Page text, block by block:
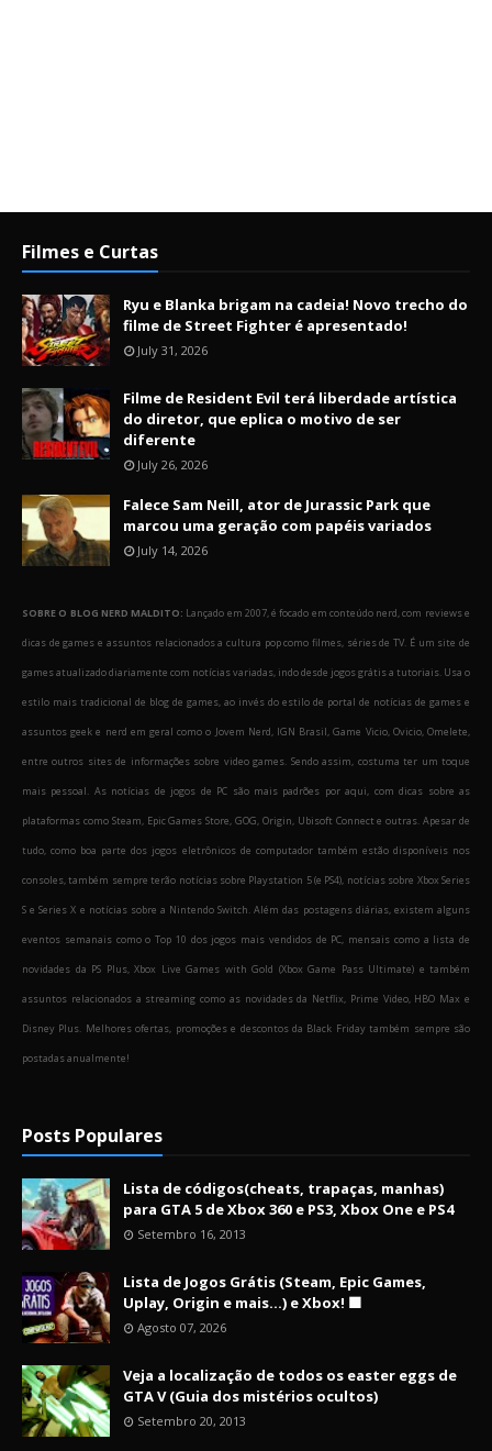
Filmes e Curtas
Ryu e Blanka brigam na cadeia! Novo trecho do
filme de Street Fighter é apresentado!
July 31, 2026
Filme de Resident Evil terá liberdade artística
do diretor, que eplica o motivo de ser
diferente
July 26, 2026
Falece Sam Neill, ator de Jurassic Park que
marcou uma geração com papéis variados
July 14, 2026
SOBRE O BLOG NERD MALDITO: Lançado em 2007, é focado em conteúdo nerd, com reviews e
dicas de games e assuntos relacionados a cultura pop como filmes, séries de TV. É um site de
games atualizado diariamente com notícias variadas, indo desde jogos grátis a tutoriais. Usa o
estilo mais tradicional de blog de games, ao invés do estilo de portal de notícias de games e
assuntos geek e nerd em geral como o Jovem Nerd, IGN Brasil, Game Vicio, Ovicio, Omelete,
entre outros sites de informações sobre video games. Sendo assim, costuma ter um toque
mais pessoal. As notícias de jogos de PC são mais padrões por aqui, com dicas sobre as
plataformas como Steam, Epic Games Store, GOG, Origin, Ubisoft Connect e outras. Apesar de
tudo, como boa parte dos jogos eletrônicos de computador também estão disponíveis nos
consoles, também sempre terão notícias sobre Playstation 5 (e PS4), notícias sobre Xbox Series
S e Series X e notícias sobre a Nintendo Switch. Além das postagens diárias, existem alguns
eventos semanais como o Top 10 dos jogos mais vendidos de PC, mensais como a lista de
novidades da PS Plus, Xbox Live Games with Gold (Xbox Game Pass Ultimate) e também
assuntos relacionados a streaming como as novidades da Netflix, Prime Video, HBO Max e
Disney Plus. Melhores ofertas, promoções e descontos da Black Friday também sempre são
postadas anualmente!
Posts Populares
Lista de códigos(cheats, trapaças, manhas)
para GTA 5 de Xbox 360 e PS3, Xbox One e PS4
Setembro 16, 2013
Lista de Jogos Grátis (Steam, Epic Games,
Uplay, Origin e mais...) e Xbox! 🟩
Agosto 07, 2026
Veja a localização de todos os easter eggs de
GTA V (Guia dos mistérios ocultos)
Setembro 20, 2013